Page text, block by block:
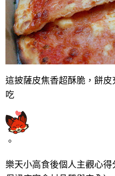
這披薩皮焦香超酥脆，餅
吃
。
樂天小高食後個人主觀心得